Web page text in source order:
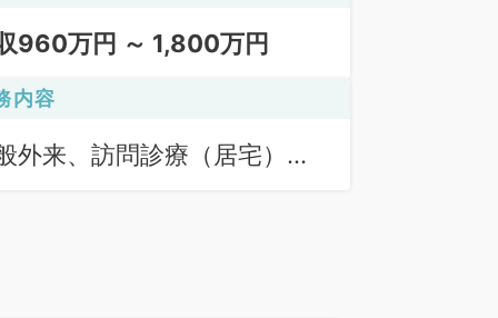
960万円 ～ 1,800万円
内容
外来、訪問診療（居宅）、